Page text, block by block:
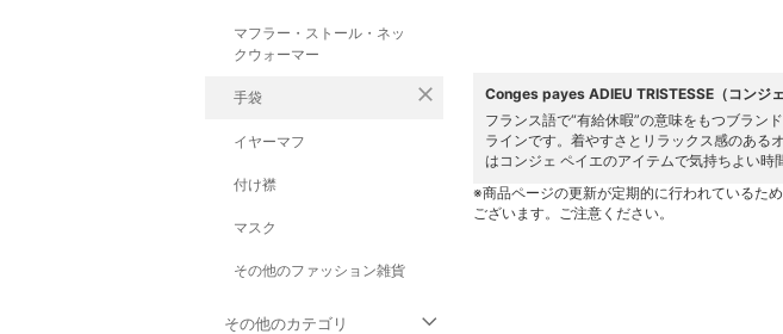
マフラー・ストール・ネッ
クウォーマー
手袋 close
イヤーマフ
付け襟
マスク
その他のファッション雑貨
その他のカテゴリ
Conges payes ADIEU TRISTESSE（コンジ
フランス語で“有給休暇”の意味をもつブラン
ラインです。着やすさとリラックス感のある
はコンジェ ペイエのアイテムで気持ちよい時
※商品ページの更新が定期的に行われているた
ございます。ご注意ください。